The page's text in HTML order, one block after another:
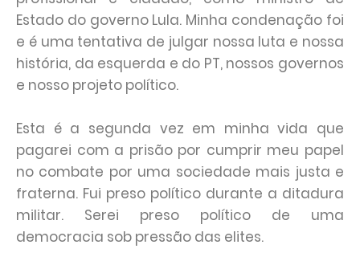
Estado do governo Lula. Minha condenação foi
e é uma tentativa de julgar nossa luta e nossa
história, da esquerda e do PT, nossos governos
e nosso projeto político.
Esta é a segunda vez em minha vida que
pagarei com a prisão por cumprir meu papel
no combate por uma sociedade mais justa e
fraterna. Fui preso político durante a ditadura
militar. Serei preso político de uma
democracia sob pressão das elites.